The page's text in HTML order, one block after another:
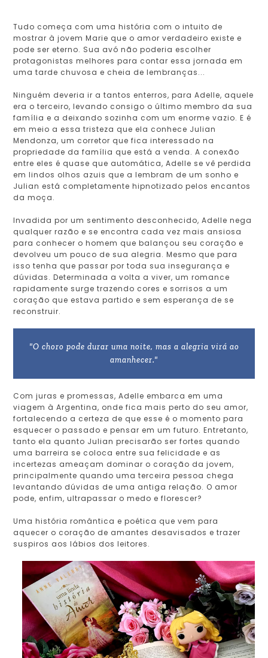
Tudo começa com uma história com o intuito de
mostrar à jovem Marie que o amor verdadeiro existe e
pode ser eterno. Sua avó não poderia escolher
protagonistas melhores para contar essa jornada em
uma tarde chuvosa e cheia de lembranças...
Ninguém deveria ir a tantos enterros, para Adelle, aquele
era o terceiro, levando consigo o último membro da sua
família e a deixando sozinha com um enorme vazio. E é
em meio a essa tristeza que ela conhece Julian
Mendonza, um corretor que fica interessado na
propriedade da família que está a venda. A conexão
entre eles é quase que automática, Adelle se vê perdida
em lindos olhos azuis que a lembram de um sonho e
Julian está completamente hipnotizado pelos encantos
da moça.
Invadida por um sentimento desconhecido, Adelle nega
qualquer razão e se encontra cada vez mais ansiosa
para conhecer o homem que balançou seu coração e
devolveu um pouco de sua alegria. Mesmo que para
isso tenha que passar por toda sua insegurança e
dúvidas. Determinada a volta a viver, um romance
rapidamente surge trazendo cores e sorrisos a um
coração que estava partido e sem esperança de se
reconstruir.
"O choro pode durar uma noite, mas a alegria virá ao
amanhecer."
Com juras e promessas, Adelle embarca em uma
viagem à Argentina, onde fica mais perto do seu amor,
fortalecendo a certeza de que esse é o momento para
esquecer o passado e pensar em um futuro. Entretanto,
tanto ela quanto Julian precisarão ser fortes quando
uma barreira se coloca entre sua felicidade e as
incertezas ameaçam dominar o coração da jovem,
principalmente quando uma terceira pessoa chega
levantando dúvidas de uma antiga relação. O amor
pode, enfim, ultrapassar o medo e florescer?
Uma história romântica e poética que vem para
aquecer o coração de amantes desavisados e trazer
suspiros aos lábios dos leitores.